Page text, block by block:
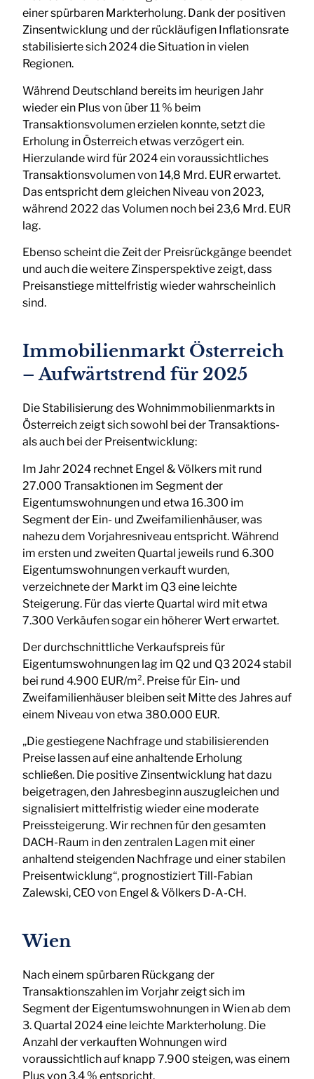
einer spürbaren Markterholung. Dank der positiven
Zinsentwicklung und der rückläufigen Inflationsrate
stabilisierte sich 2024 die Situation in vielen
Regionen.
Während Deutschland bereits im heurigen Jahr
wieder ein Plus von über 11 % beim
Transaktionsvolumen erzielen konnte, setzt die
Erholung in Österreich etwas verzögert ein.
Hierzulande wird für 2024 ein voraussichtliches
Transaktionsvolumen von 14,8 Mrd. EUR erwartet.
Das entspricht dem gleichen Niveau von 2023,
während 2022 das Volumen noch bei 23,6 Mrd. EUR
lag.
Ebenso scheint die Zeit der Preisrückgänge beendet
und auch die weitere Zinsperspektive zeigt, dass
Preisanstiege mittelfristig wieder wahrscheinlich
sind.
Immobilienmarkt Österreich
– Aufwärtstrend für 2025
Die Stabilisierung des Wohnimmobilienmarkts in
Österreich zeigt sich sowohl bei der Transaktions-
als auch bei der Preisentwicklung:
Im Jahr 2024 rechnet Engel & Völkers mit rund
27.000 Transaktionen im Segment der
Eigentumswohnungen und etwa 16.300 im
Segment der Ein- und Zweifamilienhäuser, was
nahezu dem Vorjahresniveau entspricht. Während
im ersten und zweiten Quartal jeweils rund 6.300
Eigentumswohnungen verkauft wurden,
verzeichnete der Markt im Q3 eine leichte
Steigerung. Für das vierte Quartal wird mit etwa
7.300 Verkäufen sogar ein höherer Wert erwartet.
Der durchschnittliche Verkaufspreis für
Eigentumswohnungen lag im Q2 und Q3 2024 stabil
bei rund 4.900 EUR/m². Preise für Ein- und
Zweifamilienhäuser bleiben seit Mitte des Jahres auf
einem Niveau von etwa 380.000 EUR.
„Die gestiegene Nachfrage und stabilisierenden
Preise lassen auf eine anhaltende Erholung
schließen. Die positive Zinsentwicklung hat dazu
beigetragen, den Jahresbeginn auszugleichen und
signalisiert mittelfristig wieder eine moderate
Preissteigerung. Wir rechnen für den gesamten
DACH-Raum in den zentralen Lagen mit einer
anhaltend steigenden Nachfrage und einer stabilen
Preisentwicklung“, prognostiziert Till-Fabian
Zalewski, CEO von Engel & Völkers D-A-CH.
Wien
Nach einem spürbaren Rückgang der
Transaktionszahlen im Vorjahr zeigt sich im
Segment der Eigentumswohnungen in Wien ab dem
3. Quartal 2024 eine leichte Markterholung. Die
Anzahl der verkauften Wohnungen wird
voraussichtlich auf knapp 7.900 steigen, was einem
Plus von 3,4 % entspricht.